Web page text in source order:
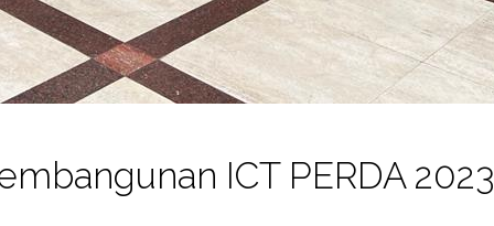
ICT PERDA 2023